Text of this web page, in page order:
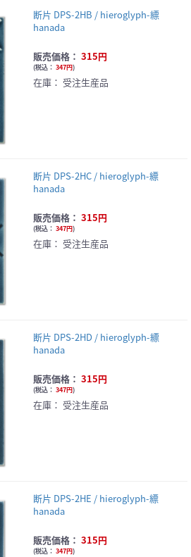
断片 DPS-2HB / hieroglyph-縹
hanada
販売価格： 315円
(税込： 347円)
在庫： 受注生産品
断片 DPS-2HC / hieroglyph-縹
hanada
販売価格： 315円
(税込： 347円)
在庫： 受注生産品
断片 DPS-2HD / hieroglyph-縹
hanada
販売価格： 315円
(税込： 347円)
在庫： 受注生産品
断片 DPS-2HE / hieroglyph-縹
hanada
販売価格： 315円
(税込： 347円)